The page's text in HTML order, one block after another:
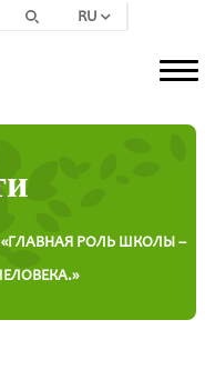
RU
РОЛЬ ШКОЛЫ –